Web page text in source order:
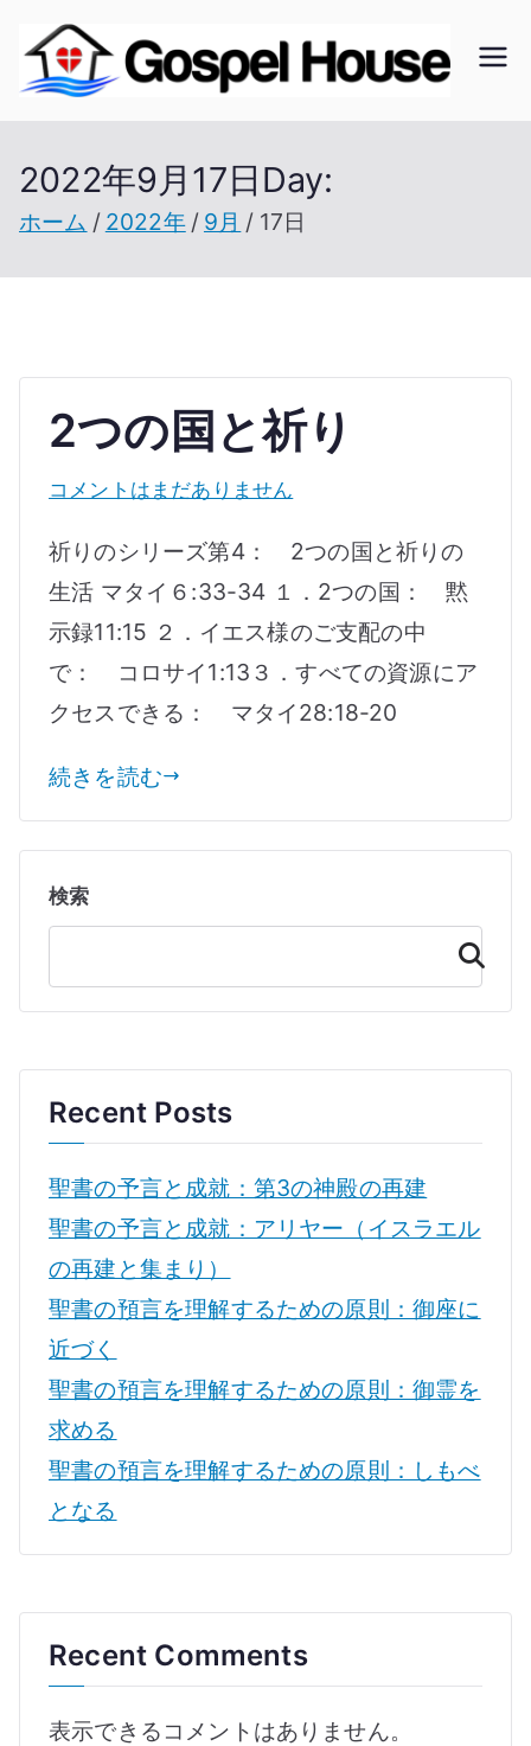
を
キ
ッ
ハ
ス
開拓
2022年9月17日 Day:
ホーム 2022年 9月 17日
2つの国と祈り
2
の
国
と
祈
り
の
コメントはまだありません
祈りのシリーズ第4： 2つの国と祈りの
生活 マタイ６:33-34 １．2つの国： 黙
示録11:15 ２．イエス様のご支配の中
で： コロサイ1:13３．すべての資源にア
クセスできる： マタイ28:18-20
続きを読む
検索
検
索
Recent Posts
聖書の予言と成就：第3の神殿の再建
聖書の予言と成就：アリヤー（イスラエル
の再建と集まり）
聖書の預言を理解するための原則：御座に
近づく
聖書の預言を理解するための原則：御霊を
求める
聖書の預言を理解するための原則：しもべ
となる
Recent Comments
表示できるコメントはありません。